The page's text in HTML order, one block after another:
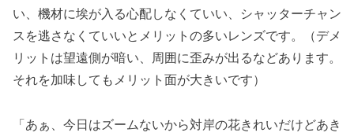
い、機材に埃が入る心配しなくていい、シャッターチャン
スを逃さなくていいとメリットの多いレンズです。（デメ
リットは望遠側が暗い、周囲に歪みが出るなどあります。
それを加味してもメリット面が大きいです）
「あぁ、今日はズームないから対岸の花きれいだけどあき